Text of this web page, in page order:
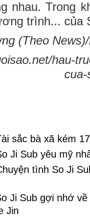
nhau. Trong
trình... của
(Theo
hau-
cua-
sắc bà xã kém
Ji Sub yêu mỹ
tình So Ji
Ji Sub gợi nhớ
Jin